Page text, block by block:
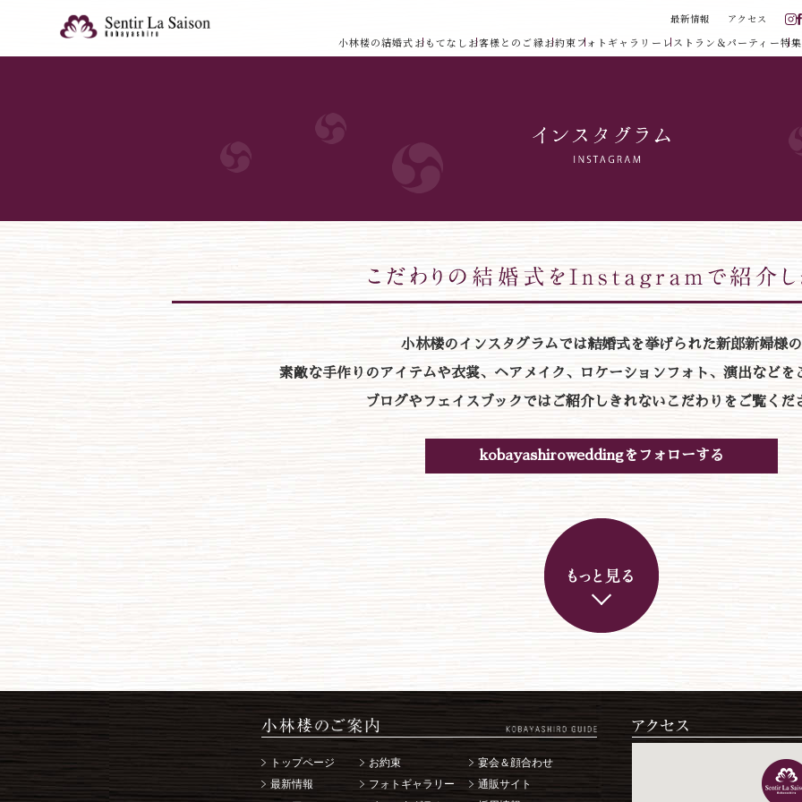
最新情報 アクセス
小林楼の結婚式おもてなしお客様とのご縁お約束フォトギャラリー レストラン＆パーティー特集
小林楼のインスタグラムでは結婚式を挙げられた新郎新婦様の
素敵な手作りのアイテムや衣裳、ヘアメイク、ロケーションフォト、演出などを
ブログやフェイスブックではご紹介しきれないこだわりをご覧くだ
kobayashiroweddingをフォローする
トップページ
最新情報
お約束
フォトギャラリー
宴会＆顔合わせ
通販サイト